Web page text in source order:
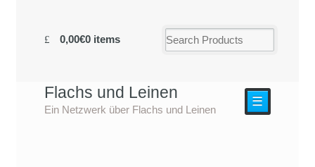
0,00€0 items
Flachs und Leinen
Ein Netzwerk über Flachs und Leinen
☰